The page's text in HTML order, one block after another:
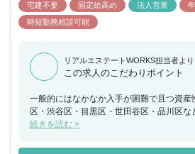
宅建不要 固定給高め 法人営業
時短勤務相談可能
リアルエステートWORKS担当者より
この求人のこだわりポイント
一般的にはなかなか入手が困難で且つ資
区・渋谷区・目黒区・世田谷区・品川区
厳選したエリアを”ハイクラスエリア”と定
ちながら働ける環境ですので、自由度の
続きを読む >